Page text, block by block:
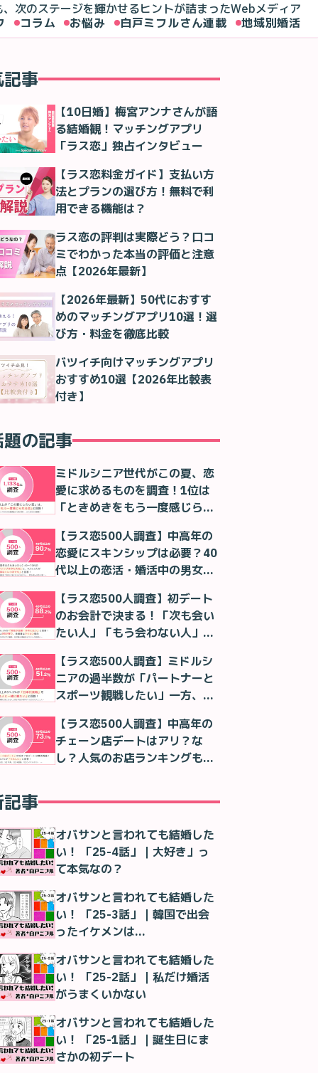
、次のステージを輝かせるヒントが詰まったWebメディア
コラム お悩み 白戸ミフルさん連載 地域別婚活
事
【10日婚】梅宮アンナさんが語
る結婚観！マッチングアプリ
「ラス恋」独占インタビュー
【ラス恋料金ガイド】支払い方
法とプランの選び方！無料で利
用できる機能は？
ラス恋の評判は実際どう？口コ
ミでわかった本当の評価と注意
点【2026年最新】
【2026年最新】50代におすす
めのマッチングアプリ10選！選
び方・料金を徹底比較
バツイチ向けマッチングアプリ
おすすめ10選【2026年比較表
付き】
の記事
ミドルシニア世代がこの夏、恋
愛に求めるものを調査！1位は
「ときめきをもう一度感じられ
【ラス恋500人調査】中高年の
恋愛にスキンシップは必要？40
代以上の恋活・婚活中の男女の
【ラス恋500人調査】初デート
のお会計で決まる！「次も会い
たい人」「もう会わない人」が
【ラス恋500人調査】ミドルシ
ニアの過半数が「パートナーと
スポーツ観戦したい」一方、実
【ラス恋500人調査】中高年の
チェーン店デートはアリ？な
し？人気のお店ランキングも紹
事
オバサンと言われても結婚した
い！ 「25-4話」｜大好き」っ
て本気なの？
オバサンと言われても結婚した
い！ 「25-3話」｜韓国で出会
ったイケメンは…
オバサンと言われても結婚した
い！ 「25-2話」｜私だけ婚活
がうまくいかない
オバサンと言われても結婚した
い！ 「25-1話」｜誕生日にま
さかの初デート